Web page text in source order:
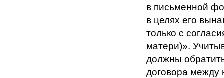
в письменной
в целях его
только с
матери)».
должны
договора между